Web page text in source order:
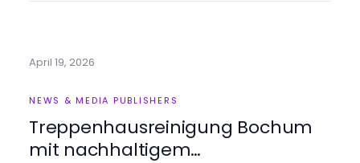
April 19, 2026
NEWS & MEDIA PUBLISHERS
Treppenhausreinigung Bochum
mit nachhaltigem